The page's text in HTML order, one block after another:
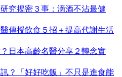
究揭密３事：滴酒不沾最健
傳授飲食５招＋提高代謝生活
日本高齡名醫分享２轉念實
？「好好吃飯」不只是進食能